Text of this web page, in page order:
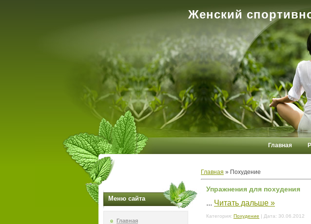
Женский
Главная
Меню сайта
Главная
Главная » Похудение
Упражнения для похудения
... Читать дальше »
Категория: Похудение | Дата: 30.06.2012